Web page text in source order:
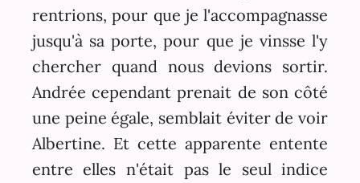
rentrions, pour que je l'accompagnasse
jusqu'à sa porte, pour que je vinsse l'y
chercher quand nous devions sortir.
Andrée cependant prenait de son côté
une peine égale, semblait éviter de voir
Albertine. Et cette apparente entente
entre elles n'était pas le seul indice